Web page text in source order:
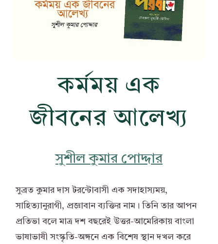
কর্মময় এক
জীবনের আলেখ্য
সুশীল কুমার পোদ্দার
সুব্রত কুমার দাস টরন্টোবাসী এক সদাহাস্যময়,
সাহিত্যানুরাগী, প্রজ্ঞাবান ব্যক্তির নাম। তিনি তার আপন
প্রতিভা বলে মাত্র দশ বছরেই উত্তর-আমেরিকায় বাংলা
ভাষাভাষী সংস্কৃতি-অঙ্গনে এক বিশেষ স্থান দখল করে